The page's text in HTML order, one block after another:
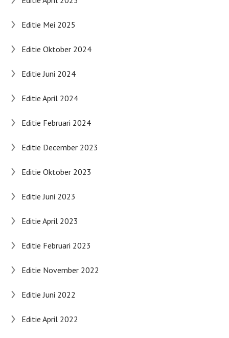
Editie Mei 2025
Editie Oktober 2024
Editie Juni 2024
Editie April 2024
Editie Februari 2024
Editie December 2023
Editie Oktober 2023
Editie Juni 2023
Editie April 2023
Editie Februari 2023
Editie November 2022
Editie Juni 2022
Editie April 2022